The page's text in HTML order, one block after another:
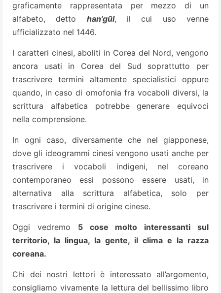
graficamente rappresentata per mezzo di un
alfabeto, detto han’gŭl, il cui uso venne
ufficializzato nel 1446.
I caratteri cinesi, aboliti in Corea del Nord, vengono
ancora usati in Corea del Sud soprattutto per
trascrivere termini altamente specialistici oppure
quando, in caso di omofonia fra vocaboli diversi, la
scrittura alfabetica potrebbe generare equivoci
nella comprensione.
In ogni caso, diversamente che nel giapponese,
dove gli ideogrammi cinesi vengono usati anche per
trascrivere i vocaboli indigeni, nel coreano
contemporaneo essi possono essere usati, in
alternativa alla scrittura alfabetica, solo per
trascrivere i termini di origine cinese.
Oggi vedremo 5 cose molto interessanti sul
territorio, la lingua, la gente, il clima e la razza
coreana.
Chi dei nostri lettori è interessato all’argomento,
consigliamo vivamente la lettura del bellissimo libro